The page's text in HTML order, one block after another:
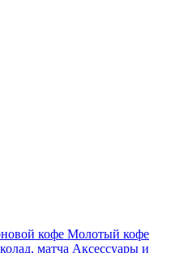
кофе Молотый кофе
матча Аксессуары и